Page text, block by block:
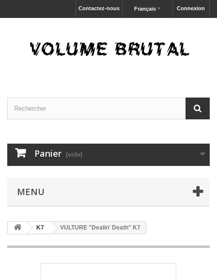
Connexion
Français
Contactez-nous
Panier (vide)
MENU
K7 VULTURE "Dealin' Death" K7